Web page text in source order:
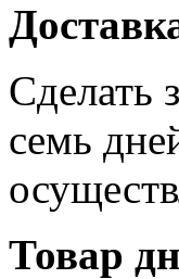
Сделать
семь
Товар